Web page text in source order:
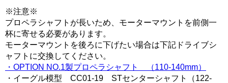
※注意※
プロペラシャフトが長いため、モーターマウントを前側一
杯に寄せる必要があります。
モーターマウントを後ろに下げたい場合は下記ドライブシ
ャフトに交換してください。
・OPTION NO.1製プロペラシャフト （110-140mm）
・イーグル模型 CC01-19 STセンターシャフト（122-